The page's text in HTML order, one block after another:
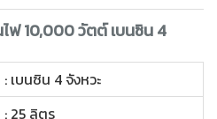
ฟ 10,000 วัตต์ เบนซิน 4
: เบนซิน 4 จังหวะ
: 25 ลิตร